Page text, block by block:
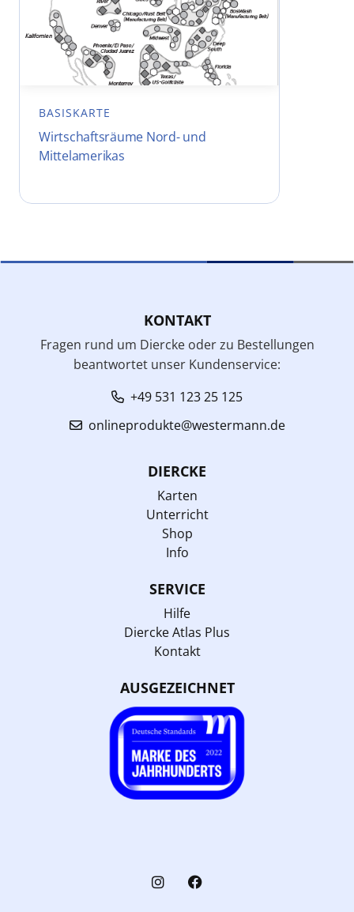
BASISKARTE
Wirtschaftsräume Nord- und
Mittelamerikas
KONTAKT
Fragen rund um Diercke oder zu Bestellungen
beantwortet unser Kundenservice:
+49 531 123 25 125
onlineprodukte@westermann.de
DIERCKE
Karten
Unterricht
Shop
Info
SERVICE
Hilfe
Diercke Atlas Plus
Kontakt
AUSGEZEICHNET